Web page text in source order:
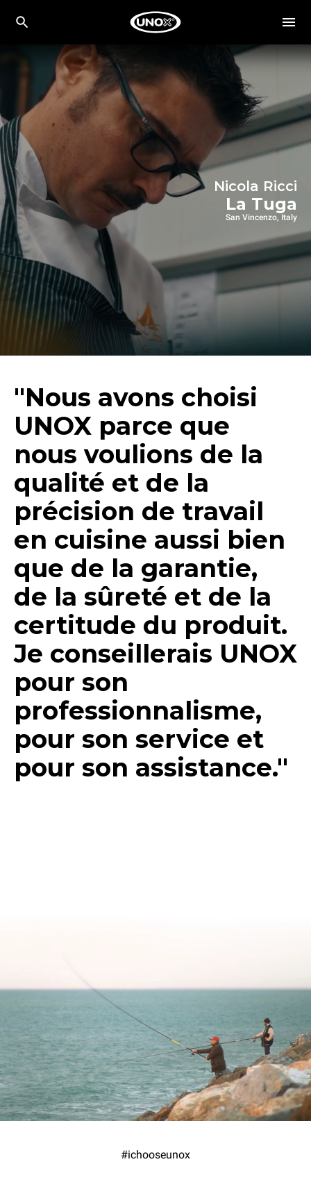
Nicola Ricci
La Tuga
San Vincenzo, Italy
"Nous avons choisi
UNOX parce que
nous voulions de la
qualité et de la
précision de travail
en cuisine aussi bien
que de la garantie,
de la sûreté et de la
certitude du produit.
Je conseillerais UNOX
pour son
professionnalisme,
pour son service et
pour son assistance."
#ichooseunox